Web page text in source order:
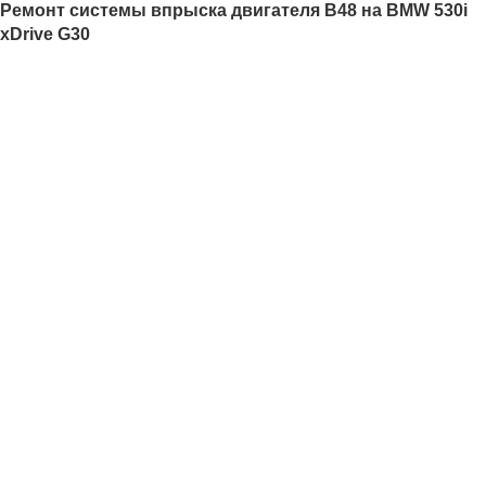
Ремонт системы впрыска двигателя B48 на BMW 530i
xDrive G30